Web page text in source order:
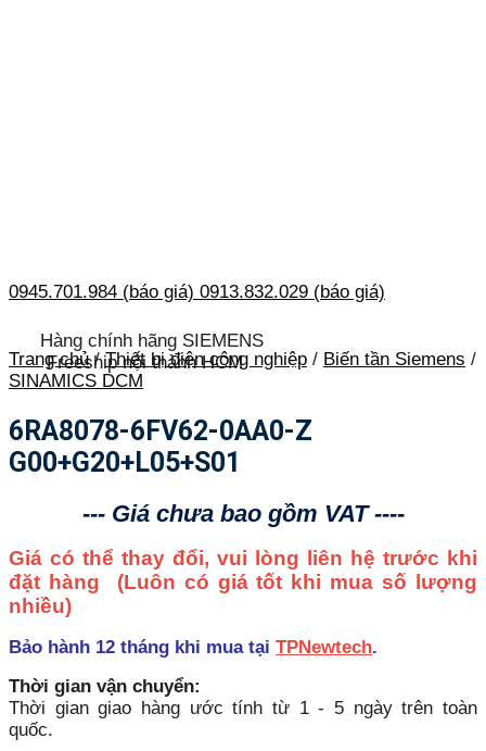
0945.701.984 (báo giá) 0913.832.029 (báo giá)
Hàng chính hãng SIEMENS
Freeship nội thành HCM
Trang chủ / Thiết bị điện công nghiệp / Biến tần Siemens /
SINAMICS DCM
6RA8078-6FV62-0AA0-Z
G00+G20+L05+S01
--- Giá chưa bao gồm VAT ----
Giá có thể thay đổi, vui lòng liên hệ trước khi
đặt hàng (Luôn có giá tốt khi mua số lượng
nhiều)
Bảo hành 12 tháng khi mua tại TPNewtech.
Thời gian vận chuyển:
Thời gian giao hàng ước tính từ 1 - 5 ngày trên toàn
quốc.